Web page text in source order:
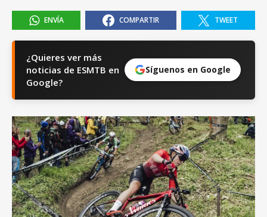
ENVÍA COMPARTIR TWEET
¿Quieres ver más
noticias de ESMTB en
Google?
Síguenos en Google